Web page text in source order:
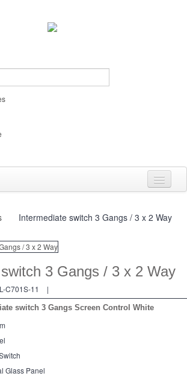
Intermediate switch 3 Gangs / 3 x 2 Way
3 Gangs / 3 x 2 Way
C701S-11 |
switch 3 Gangs Screen Control White
Glass Panel